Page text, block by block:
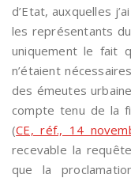
d’Etat, auxquelles
les représentants
uniquement le fait
n’étaient nécessaires
des émeutes
compte tenu de la
(CE, réf., 14
recevable la
que la